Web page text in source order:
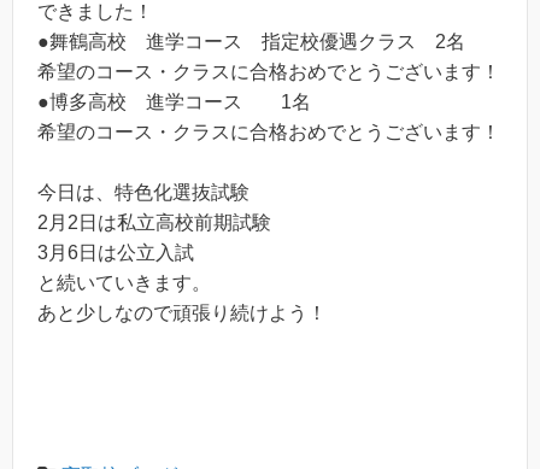
できました！
●舞鶴高校 進学コース 指定校優遇クラス 2名
希望のコース・クラスに合格おめでとうございます！
●博多高校 進学コース 1名
希望のコース・クラスに合格おめでとうございます！
今日は、特色化選抜試験
2月2日は私立高校前期試験
3月6日は公立入試
と続いていきます。
あと少しなので頑張り続けよう！